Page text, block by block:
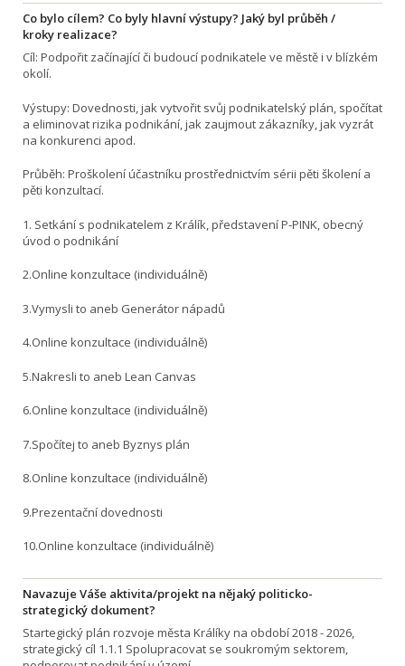
Co bylo cílem? Co byly hlavní výstupy? Jaký byl průběh /
kroky realizace?
Cíl: Podpořit začínající či budoucí podnikatele ve městě i v blízkém
okolí.
Výstupy: Dovednosti, jak vytvořit svůj podnikatelský plán, spočítat
a eliminovat rizika podnikání, jak zaujmout zákazníky, jak vyzrát
na konkurenci apod.
Průběh: Proškolení účastníku prostřednictvím sérii pěti školení a
pěti konzultací.
1. Setkání s podnikatelem z Králík, představení P-PINK, obecný
úvod o podnikání
2.Online konzultace (individuálně)
3.Vymysli to aneb Generátor nápadů
4.Online konzultace (individuálně)
5.Nakresli to aneb Lean Canvas
6.Online konzultace (individuálně)
7.Spočítej to aneb Byznys plán
8.Online konzultace (individuálně)
9.Prezentační dovednosti
10.Online konzultace (individuálně)
Navazuje Váše aktivita/projekt na nějaký politicko-
strategický dokument?
Startegický plán rozvoje města Králíky na období 2018 - 2026,
strategický cíl 1.1.1 Spolupracovat se soukromým sektorem,